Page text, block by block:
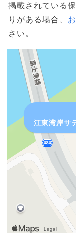
掲載されている
りがある場合、
さい。
江東湾岸サ